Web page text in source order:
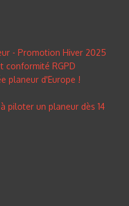
- Promotion Hiver 2025
conformité RGPD
planeur d'Europe !
piloter un planeur dès 14